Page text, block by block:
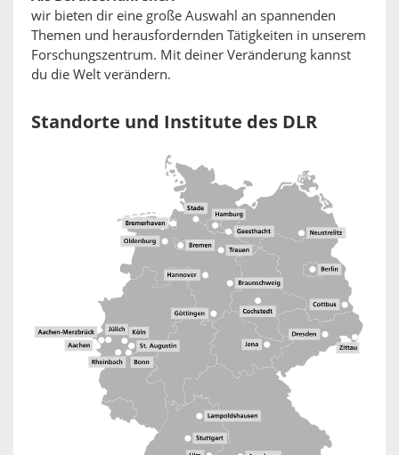
wir bieten dir eine große Auswahl an spannenden
Themen und herausfordernden Tätigkeiten in unserem
Forschungszentrum. Mit deiner Veränderung kannst
du die Welt verändern.
Standorte und Institute des DLR